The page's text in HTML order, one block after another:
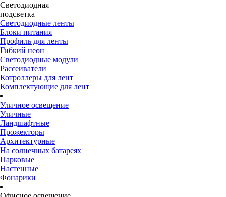
Светодиодная
подсветка
Светодиодные ленты
Блоки питания
Профиль для ленты
Гибкий неон
Светодиодные модули
Рассеиватели
Котроллеры для лент
Комплектующие для лент
Уличное освещение
Уличные
Ландшафтные
Прожекторы
Архитектурные
На солнечных батареях
Парковые
Настенные
Фонарики